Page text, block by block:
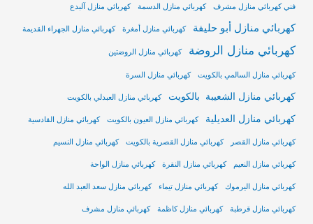
فني كهربائي منازل مشرف كهربائي منازل الدسمة كهربائي منازل آلبدع
كهربائي منازل أبو حليفة كهربائي منازل أمغرة كهربائي منازل الجهراء القديمة
كهربائي منازل الروضة كهربائي منازل الروضتين
كهربائي منازل السالمي بالكويت كهربائي منازل السرة
كهربائي منازل الشعيبة بالكويت كهربائي منازل العبدلي بالكويت
كهربائي منازل العديلية كهربائي منازل العيون بالكويت كهربائي منازل القادسية
كهربائي منازل القصر كهربائي منازل القصرية بالكويت كهربائي منازل النسيم
كهربائي منازل النعيم كهربائي منازل النقرة كهربائي منازل الواحة
كهربائي منازل اليرموك كهربائي منازل تيماء كهربائي منازل سعد العبد الله
كهربائي منازل قرطبة كهربائي منازل كاظمة كهربائي منازل مشرف